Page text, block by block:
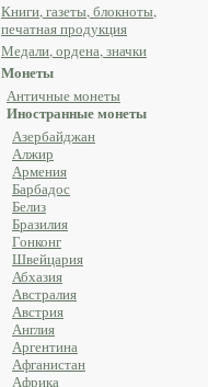
Книги, газеты, блокноты,
печатная продукция
Медали, ордена, значки
Монеты
Античные монеты
Иностранные монеты
Азербайджан
Алжир
Армения
Барбадос
Белиз
Бразилия
Гонконг
Швейцария
Абхазия
Австралия
Австрия
Англия
Аргентина
Афганистан
Африка